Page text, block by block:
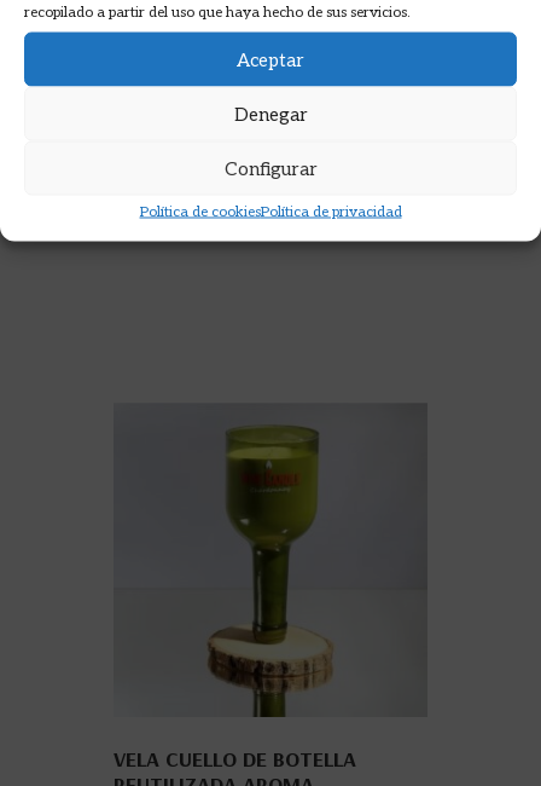
recopilado a partir del uso que haya hecho de sus servicios.
Aceptar
Denegar
Configurar
Política de cookiesPolítica de privacidad
LE NEZ DU VIN: 12 LOS VINOS
AÑADIR A LA CESTA
VELA CUELLO DE BOTELLA